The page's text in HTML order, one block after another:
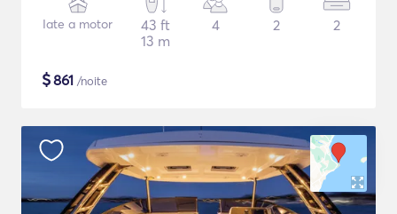
Iate a motor
43 ft
13 m
4 2 2
$861 /noite